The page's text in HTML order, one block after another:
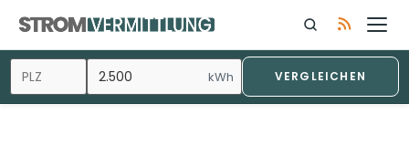
Inhalt
springen
kWh VERGLEICHEN